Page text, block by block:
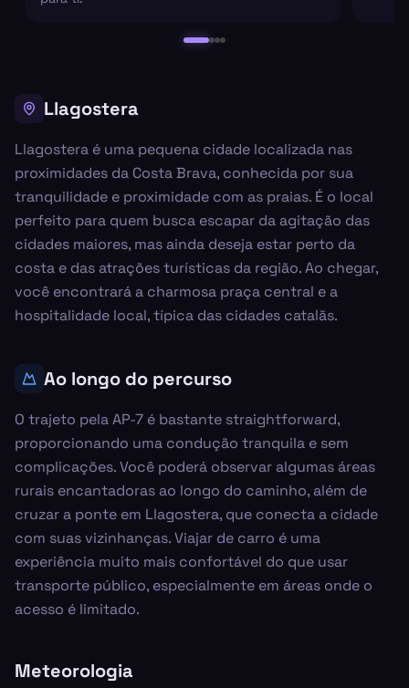
Llagostera
Llagostera é uma pequena cidade localizada nas
proximidades da Costa Brava, conhecida por sua
tranquilidade e proximidade com as praias. É o local
perfeito para quem busca escapar da agitação das
cidades maiores, mas ainda deseja estar perto da
costa e das atrações turísticas da região. Ao chegar,
você encontrará a charmosa praça central e a
hospitalidade local, típica das cidades catalãs.
Ao longo do percurso
O trajeto pela AP-7 é bastante straightforward,
proporcionando uma condução tranquila e sem
complicações. Você poderá observar algumas áreas
rurais encantadoras ao longo do caminho, além de
cruzar a ponte em Llagostera, que conecta a cidade
com suas vizinhanças. Viajar de carro é uma
experiência muito mais confortável do que usar
transporte público, especialmente em áreas onde o
acesso é limitado.
Meteorologia